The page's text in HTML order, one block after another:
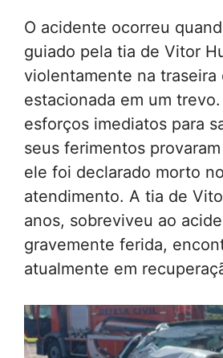
O acidente ocorreu
guiado pela tia de Vitor
violentamente na traseira
estacionada em um
esforços imediatos para
seus ferimentos
ele foi declarado morto
atendimento. A tia de
anos, sobreviveu ao
gravemente ferida,
atualmente em